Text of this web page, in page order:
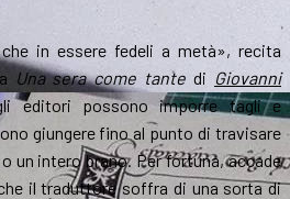
in essere fedeli a metà», recita
Una sera come tante di Giovanni
editori possono imporre tagli e
giungere fino al punto di travisare
un intero brano. Per fortuna, accade
il traduttore soffra di una sorta di